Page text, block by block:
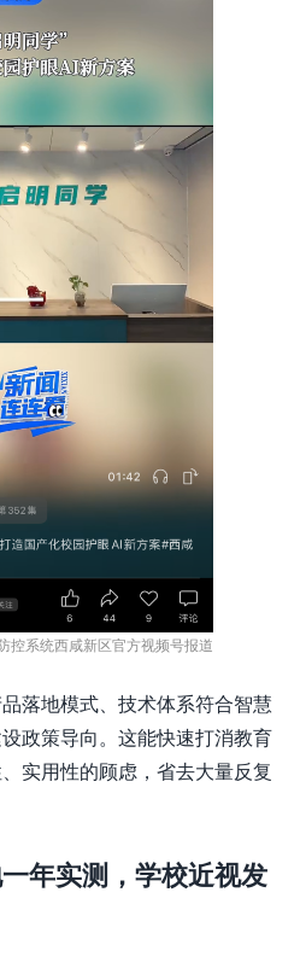
控系统西咸新区官方视频号报道
落地模式、技术体系符合智慧
政策导向。这能快速打消教育
实用性的顾虑，省去大量反复
年实测，学校近视发